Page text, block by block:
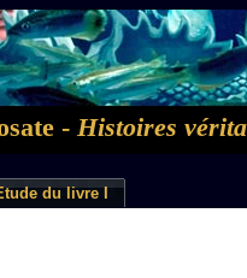
- Histoires
du livre I